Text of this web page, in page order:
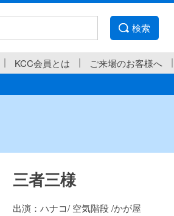
検索
KCC会員とは ご来場のお客様へ
三者三様
出演：ハナコ/ 空気階段 /かが屋